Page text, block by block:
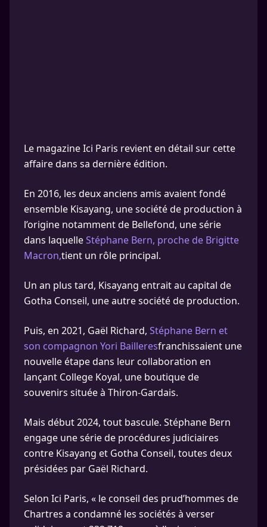
Le magazine Ici Paris revient en détail sur cette
affaire dans sa dernière édition.
En 2016, les deux anciens amis avaient fondé
ensemble Kisayang, une société de production à
l’origine notamment de Bellefond, une série
dans laquelleStéphane Bern, proche de Brigitte
Macron,tient un rôle principal.
Un an plus tard, Kisayang entrait au capital de
Gotha Conseil, une autre société de production.
Puis, en 2021, Gaël Richard, Stéphane Bern et
son compagnon Yori Bailleresfranchissaient une
nouvelle étape dans leur collaboration en
lançant College Koyal, une boutique de
souvenirs située à Thiron-Gardais.
Mais début 2024, tout bascule. Stéphane Bern
engage une série de procédures judiciaires
contre Kisayang et Gotha Conseil, toutes deux
présidées par Gaël Richard.
Selon Ici Paris, « le conseil des prud’hommes de
Chartres a condamné les sociétés à verser